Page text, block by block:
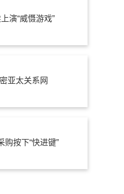
演“威慑游戏”
亚太关系网
购按下“快进键”